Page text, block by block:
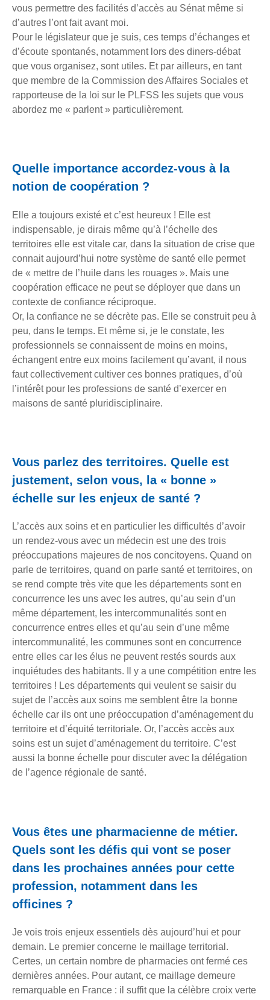
vous permettre des facilités d’accès au Sénat même si
d’autres l’ont fait avant moi.
Pour le législateur que je suis, ces temps d’échanges et
d’écoute spontanés, notamment lors des diners-débat
que vous organisez, sont utiles. Et par ailleurs, en tant
que membre de la Commission des Affaires Sociales et
rapporteuse de la loi sur le PLFSS les sujets que vous
abordez me « parlent » particulièrement.
Quelle importance accordez-vous à la
notion de coopération ?
Elle a toujours existé et c’est heureux ! Elle est
indispensable, je dirais même qu’à l’échelle des
territoires elle est vitale car, dans la situation de crise que
connait aujourd’hui notre système de santé elle permet
de « mettre de l’huile dans les rouages ». Mais une
coopération efficace ne peut se déployer que dans un
contexte de confiance réciproque.
Or, la confiance ne se décrète pas. Elle se construit peu à
peu, dans le temps. Et même si, je le constate, les
professionnels se connaissent de moins en moins,
échangent entre eux moins facilement qu’avant, il nous
faut collectivement cultiver ces bonnes pratiques, d’où
l’intérêt pour les professions de santé d’exercer en
maisons de santé pluridisciplinaire.
Vous parlez des territoires. Quelle est
justement, selon vous, la « bonne »
échelle sur les enjeux de santé ?
L’accès aux soins et en particulier les difficultés d’avoir
un rendez-vous avec un médecin est une des trois
préoccupations majeures de nos concitoyens. Quand on
parle de territoires, quand on parle santé et territoires, on
se rend compte très vite que les départements sont en
concurrence les uns avec les autres, qu’au sein d’un
même département, les intercommunalités sont en
concurrence entres elles et qu’au sein d’une même
intercommunalité, les communes sont en concurrence
entre elles car les élus ne peuvent restés sourds aux
inquiétudes des habitants. Il y a une compétition entre les
territoires ! Les départements qui veulent se saisir du
sujet de l’accès aux soins me semblent être la bonne
échelle car ils ont une préoccupation d’aménagement du
territoire et d’équité territoriale. Or, l’accès accès aux
soins est un sujet d’aménagement du territoire. C’est
aussi la bonne échelle pour discuter avec la délégation
de l’agence régionale de santé.
Vous êtes une pharmacienne de métier.
Quels sont les défis qui vont se poser
dans les prochaines années pour cette
profession, notamment dans les
officines ?
Je vois trois enjeux essentiels dès aujourd’hui et pour
demain. Le premier concerne le maillage territorial.
Certes, un certain nombre de pharmacies ont fermé ces
dernières années. Pour autant, ce maillage demeure
remarquable en France : il suffit que la célèbre croix verte